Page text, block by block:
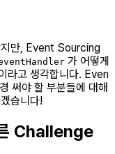
지만, Event Sourcing
가 어떻게
라고 생각합니다. Even
써야 할 부분들에 대해
습니다!
Challenge